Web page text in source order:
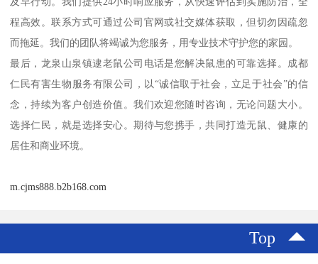
程高效。联系方式可通过公司官网或社交媒体获取，但切勿因疏忽
而拖延。我们的团队将竭诚为您服务，用专业技术守护您的家园。
最后，龙泉山泉镇逮老鼠公司电话是您解决鼠患的可靠选择。成都
仁民有害生物服务有限公司，以“诚信取于社会，立足于社会”的信
念，持续为客户创造价值。我们欢迎您随时咨询，无论问题大小。
选择仁民，就是选择安心。期待与您携手，共同打造无鼠、健康的
居住和商业环境。
m.cjms888.b2b168.com
Top